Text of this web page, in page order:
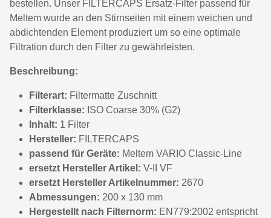
bestellen. Unser FILTERCAPS Ersatz-Filter passend für
Meltem wurde an den Stirnseiten mit einem weichen und
abdichtenden Element produziert um so eine optimale
Filtration durch den Filter zu gewährleisten.
Beschreibung:
Filterart: Filtermatte Zuschnitt
Filterklasse: ISO Coarse 30% (G2)
Inhalt: 1 Filter
Hersteller: FILTERCAPS
passend für Geräte: Meltem VARIO Classic-Line
ersetzt Hersteller Artikel: V-II VF
ersetzt Hersteller Artikelnummer: 2670
Abmessungen: 200 x 130 mm
Hergestellt nach Filternorm: EN779:2002 entspricht